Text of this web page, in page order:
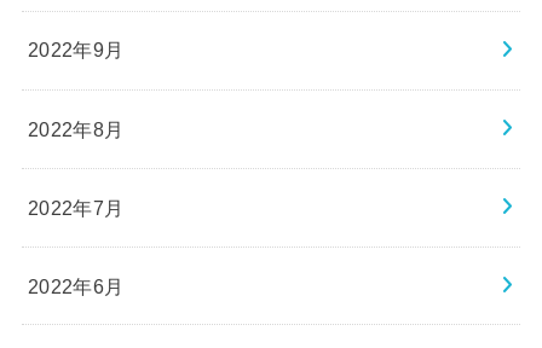
2022年9月
2022年8月
2022年7月
2022年6月